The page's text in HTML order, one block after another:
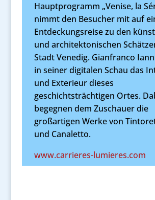
Hauptprogramm „Venise, la
nimmt den Besucher mit auf
Entdeckungsreise zu den
und architektonischen
Stadt Venedig. Gianfranco
in seiner digitalen Schau das
und Exterieur dieses
geschichtsträchtigen Ortes.
begegnen dem Zuschauer die
großartigen Werke von
und Canaletto.
www.carrieres-lumieres.com